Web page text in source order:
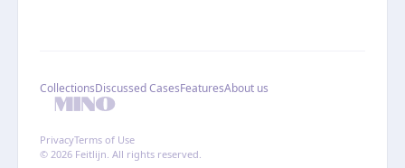
CollectionsDiscussed CasesFeaturesAbout us
PrivacyTerms of Use
© 2026 Feitlijn. All rights reserved.